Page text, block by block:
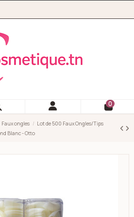
0
Faux ongles
Lot de 500 Faux Ongles/Tips
Blanc - Otto